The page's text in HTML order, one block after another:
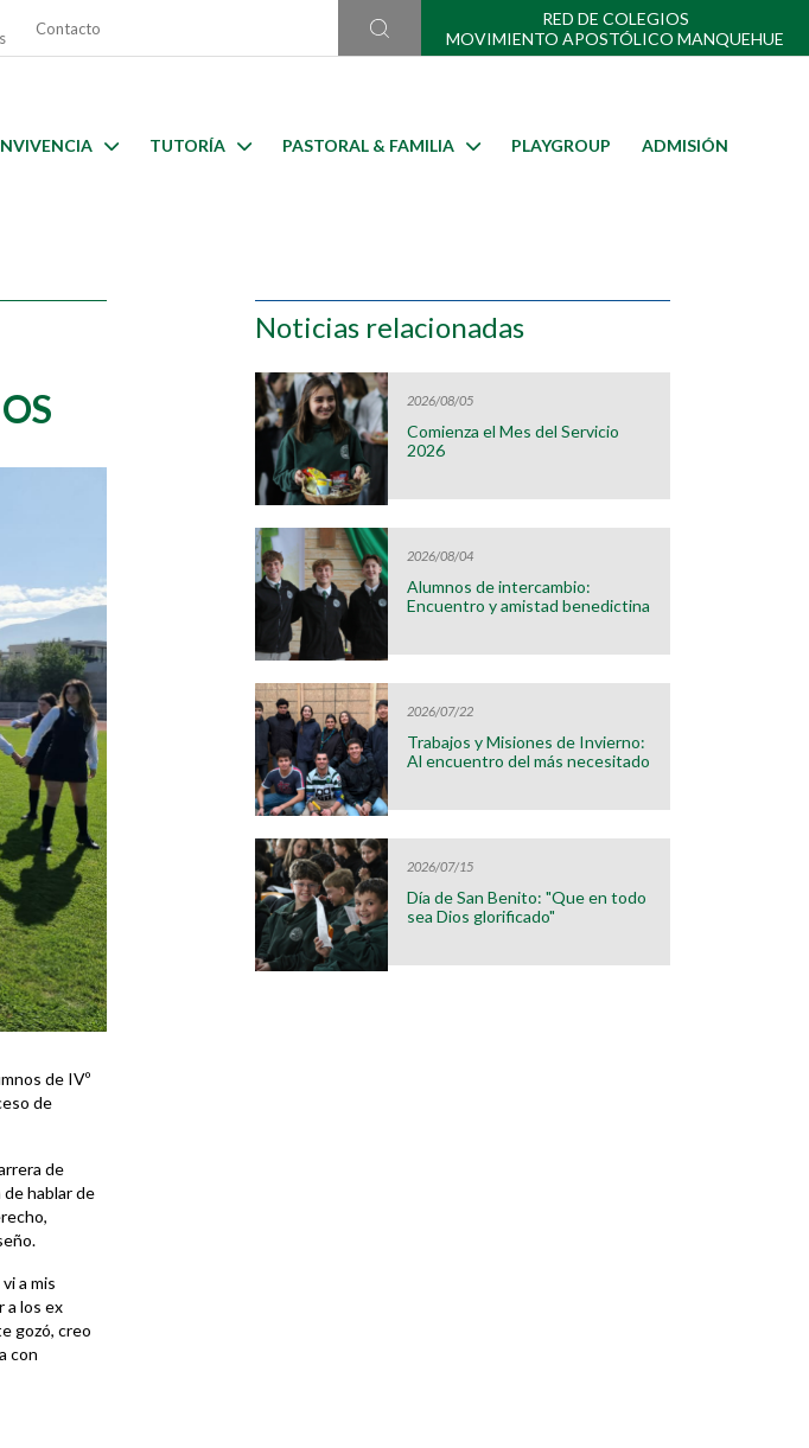
Contacto
RED DE COLEGIOS
MOVIMIENTO APOSTÓLICO MANQUEHUE
TUTORÍA PASTORAL & FAMILIA PLAYGROUP ADMISIÓN
de IVº
de
de
hablar de
a mis
a los ex
gozó, creo
con
Noticias relacionadas
2026/08/05
Comienza el Mes del Servicio
2026
2026/08/04
Alumnos de intercambio:
Encuentro y amistad benedictina
2026/07/22
Trabajos y Misiones de Invierno:
Al encuentro del más necesitado
2026/07/15
Día de San Benito: "Que en todo
sea Dios glorificado"